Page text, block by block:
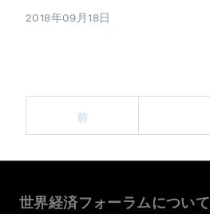
2018年09月18日
前
世界経済フォーラムについて